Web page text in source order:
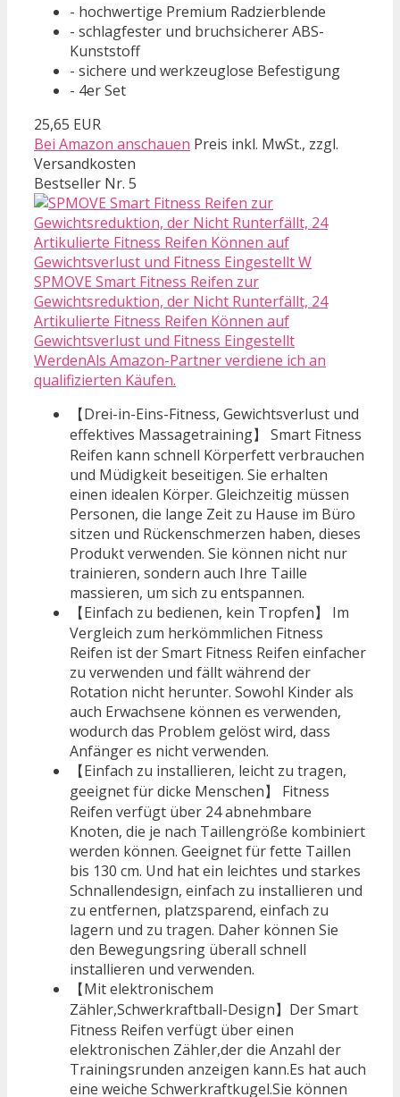
- hochwertige Premium Radzierblende
- schlagfester und bruchsicherer ABS-
Kunststoff
- sichere und werkzeuglose Befestigung
- 4er Set
25,65 EUR
Bei Amazon anschauen Preis inkl. MwSt., zzgl.
Versandkosten
Bestseller Nr. 5
SPMOVE Smart Fitness Reifen zur
Gewichtsreduktion, der Nicht Runterfällt, 24
Artikulierte Fitness Reifen Können auf
Gewichtsverlust und Fitness Eingestellt
WerdenAls Amazon-Partner verdiene ich an
qualifizierten Käufen.
【Drei-in-Eins-Fitness, Gewichtsverlust und
effektives Massagetraining】 Smart Fitness
Reifen kann schnell Körperfett verbrauchen
und Müdigkeit beseitigen. Sie erhalten
einen idealen Körper. Gleichzeitig müssen
Personen, die lange Zeit zu Hause im Büro
sitzen und Rückenschmerzen haben, dieses
Produkt verwenden. Sie können nicht nur
trainieren, sondern auch Ihre Taille
massieren, um sich zu entspannen.
【Einfach zu bedienen, kein Tropfen】 Im
Vergleich zum herkömmlichen Fitness
Reifen ist der Smart Fitness Reifen einfacher
zu verwenden und fällt während der
Rotation nicht herunter. Sowohl Kinder als
auch Erwachsene können es verwenden,
wodurch das Problem gelöst wird, dass
Anfänger es nicht verwenden.
【Einfach zu installieren, leicht zu tragen,
geeignet für dicke Menschen】 Fitness
Reifen verfügt über 24 abnehmbare
Knoten, die je nach Taillengröße kombiniert
werden können. Geeignet für fette Taillen
bis 130 cm. Und hat ein leichtes und starkes
Schnallendesign, einfach zu installieren und
zu entfernen, platzsparend, einfach zu
lagern und zu tragen. Daher können Sie
den Bewegungsring überall schnell
installieren und verwenden.
【Mit elektronischem
Zähler,Schwerkraftball-Design】Der Smart
Fitness Reifen verfügt über einen
elektronischen Zähler,der die Anzahl der
Trainingsrunden anzeigen kann.Es hat auch
eine weiche Schwerkraftkugel.Sie können